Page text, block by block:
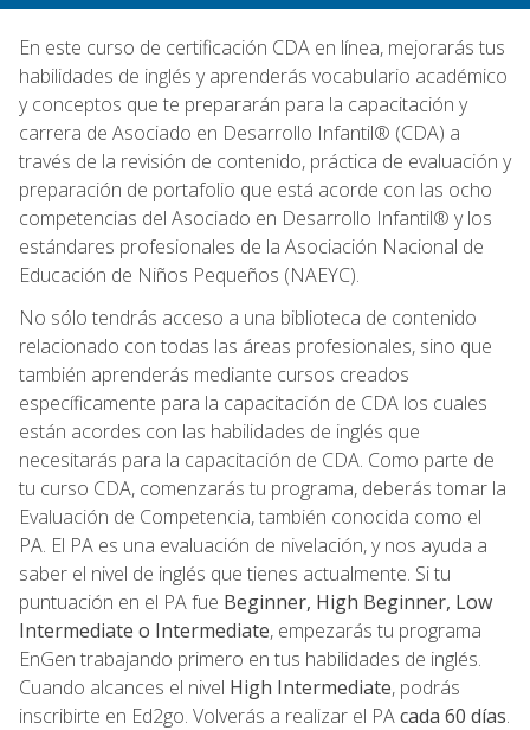
En este curso de certificación CDA en línea, mejorarás tus
habilidades de inglés y aprenderás vocabulario académico
y conceptos que te prepararán para la capacitación y
carrera de Asociado en Desarrollo Infantil® (CDA) a
través de la revisión de contenido, práctica de evaluación y
preparación de portafolio que está acorde con las ocho
competencias del Asociado en Desarrollo Infantil® y los
estándares profesionales de la Asociación Nacional de
Educación de Niños Pequeños (NAEYC).
No sólo tendrás acceso a una biblioteca de contenido
relacionado con todas las áreas profesionales, sino que
también aprenderás mediante cursos creados
específicamente para la capacitación de CDA los cuales
están acordes con las habilidades de inglés que
necesitarás para la capacitación de CDA. Como parte de
tu curso CDA, comenzarás tu programa, deberás tomar la
Evaluación de Competencia, también conocida como el
PA. El PA es una evaluación de nivelación, y nos ayuda a
saber el nivel de inglés que tienes actualmente. Si tu
puntuación en el PA fue Beginner, High Beginner, Low
Intermediate o Intermediate, empezarás tu programa
EnGen trabajando primero en tus habilidades de inglés.
Cuando alcances el nivel High Intermediate, podrás
inscribirte en Ed2go. Volverás a realizar el PAcada 60 días.